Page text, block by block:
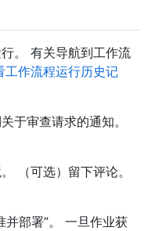
。 有关导航到工作流
工作流程运行历史记
于审查请求的通知。
（可选）留下评论。
并部署”。 一旦作业获